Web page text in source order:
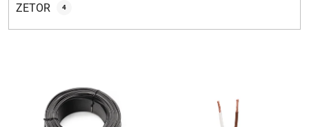
ZETOR 4